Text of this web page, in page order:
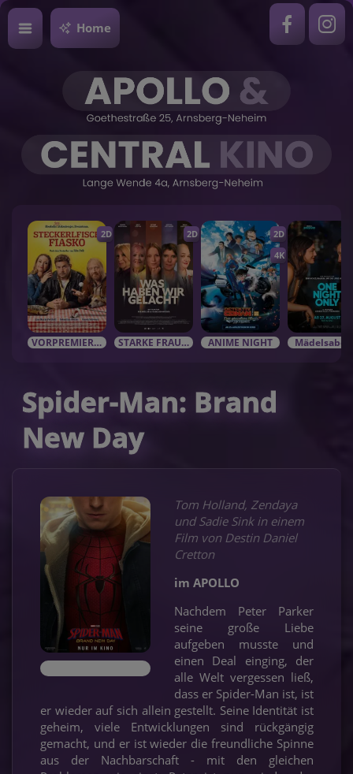
Home
2D
VORPREMIEREN / EVENTS
2D
STARKE FRAUEN in starken Rolle
2D
4K
ANIME NIGHT
Spider-Man: Brand
New Day
Tom Holland, Zendaya
und Sadie Sink in einem
Film von Destin Daniel
Cretton
im APOLLO
Nachdem Peter Parker
seine große Liebe
aufgeben musste und
einen Deal einging, der
alle Welt vergessen ließ,
dass er Spider-Man ist, ist
er wieder auf sich allein gestellt. Seine Identität ist
geheim, viele Entwicklungen sind rückgängig
gemacht, und er ist wieder die freundliche Spinne
aus der Nachbarschaft - mit den gleichen